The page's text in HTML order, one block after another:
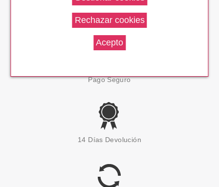
Envío En 24 H
Pago Seguro
14 Días Devolución